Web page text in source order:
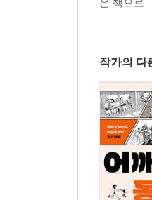
은 책으로
작가의 다